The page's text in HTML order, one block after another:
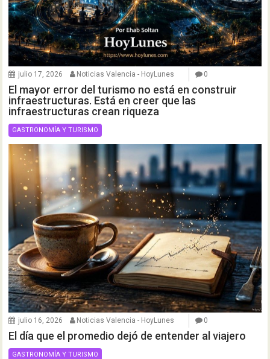
julio 17, 2026 Noticias Valencia - HoyLunes 0
El mayor error del turismo no está en construir
infraestructuras. Está en creer que las
infraestructuras crean riqueza
GASTRONOMÍA Y TURISMO
julio 16, 2026 Noticias Valencia - HoyLunes 0
El día que el promedio dejó de entender al viajero
GASTRONOMÍA Y TURISMO